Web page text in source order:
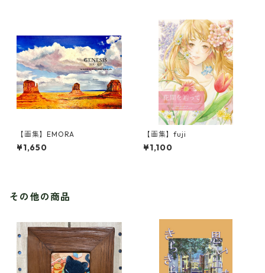
【画集】EMORA
¥1,650
【画集】fuji
¥1,100
その他の商品